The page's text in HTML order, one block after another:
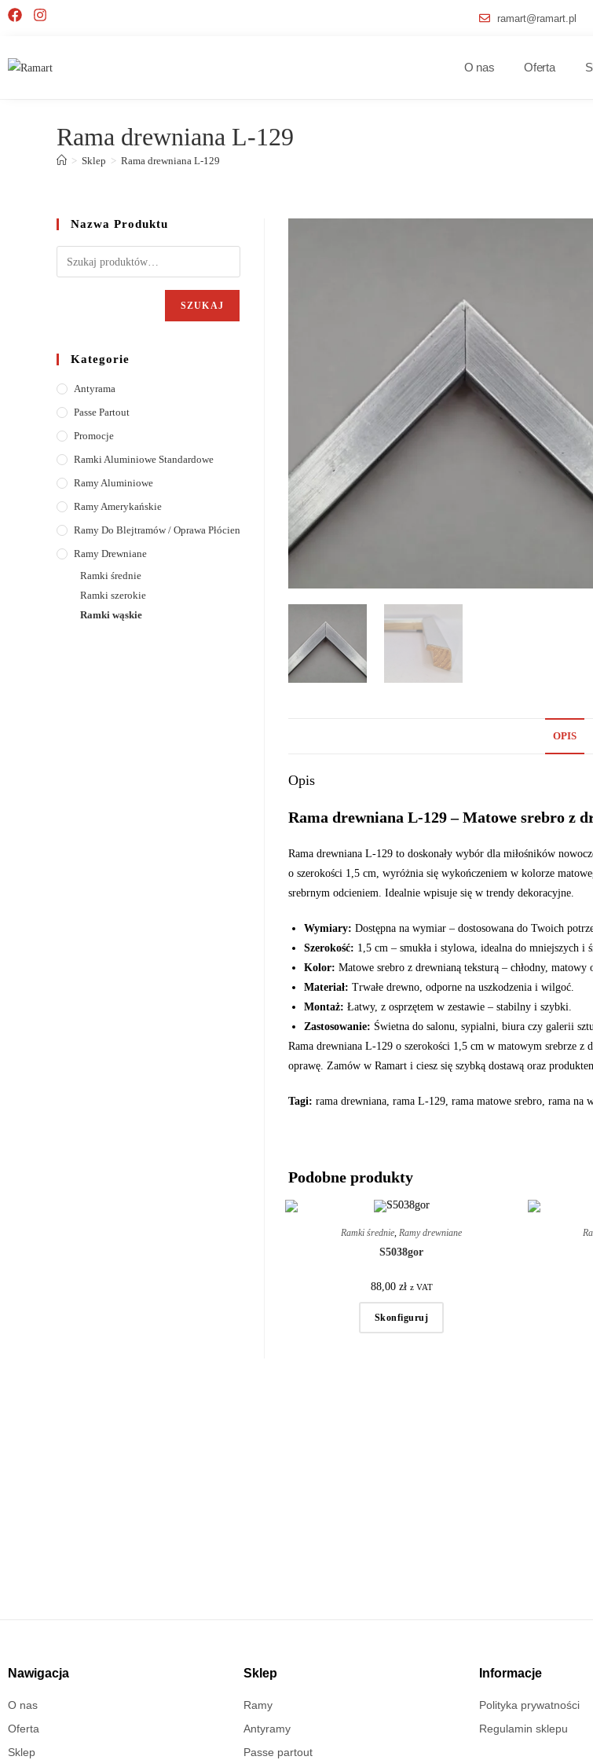
ramart@ramart.pl
O nas Oferta
Rama drewniana L-129
> Sklep > Rama drewniana L-129
OPIS
Opis
Rama drewniana L-129 – Matowe srebro z
Rama drewniana L-129 to doskonały wybór dla miłośników
o szerokości 1,5 cm, wyróżnia się wykończeniem w kolorze
srebrnym odcieniem. Idealnie wpisuje się w trendy dekoracyjne.
Wymiary: Dostępna na wymiar – dostosowana do Twoich
Szerokość: 1,5 cm – smukła i stylowa, idealna do mniejszych i
Kolor: Matowe srebro z drewnianą teksturą – chłodny, matowy
Materiał: Trwałe drewno, odporne na uszkodzenia i wilgoć.
Montaż: Łatwy, z osprzętem w zestawie – stabilny i szybki.
Zastosowanie: Świetna do salonu, sypialni, biura czy galerii
Rama drewniana L-129 o szerokości 1,5 cm w matowym srebrze
oprawę. Zamów w Ramart i ciesz się szybką dostawą oraz
Tagi: rama drewniana, rama L-129, rama matowe srebro, rama na
Podobne produkty
Ramki średnie Ramy drewniane
S5038gor
88,00 zł z VAT
Skonfiguruj
Nazwa Produktu
SZUKAJ
Kategorie
Antyrama
Passe Partout
Promocje
Ramki Aluminiowe Standardowe
Ramy Aluminiowe
Ramy Amerykańskie
Ramy Do Blejtramów / Oprawa Płócien
Ramy Drewniane
Ramki średnie
Ramki szerokie
Ramki wąskie
Nawigacja
O nas
Oferta
Sklep
Sklep
Ramy
Antyramy
Passe partout
Informacje
Polityka prywatności
Regulamin sklepu